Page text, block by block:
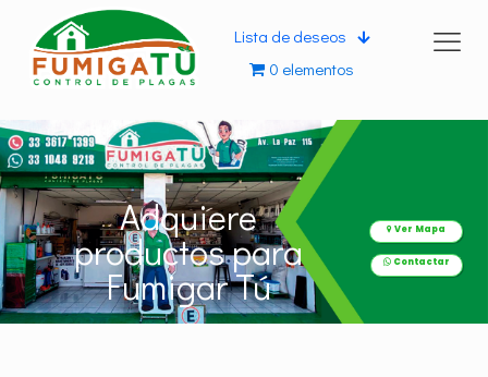
Lista de deseos
0 elementos
Adquiere
productos para
Fumigar Tú
Contactar
Ver Mapa